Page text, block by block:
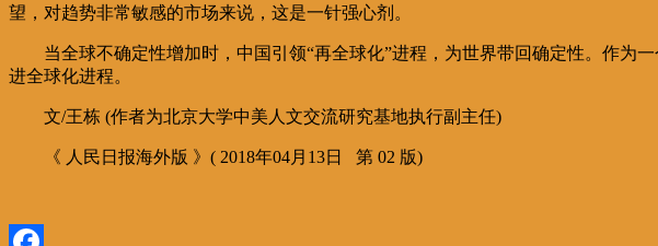
望，对趋势非常敏感的市场来说，这是一针强心剂。
当全球不确定性增加时，中国引领“再全球化”进程，为世界带回确定性。作为
进全球化进程。
文/王栋 (作者为北京大学中美人文交流研究基地执行副主任)
《 人民日报海外版 》( 2018年04月13日 第 02 版)